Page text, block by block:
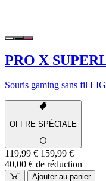
PRO X
Souris gaming sans fil
OFFRE SPÉCIALE
119,99 € 159,99 €
40,00 € de réduction
Ajouter au panier